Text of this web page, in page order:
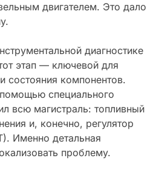
двигателем. Это дало
диагностике
этап — ключевой для
состояния компонентов.
специального
всю магистраль: топливный
и, конечно, регулятор
Именно детальная
проблему.